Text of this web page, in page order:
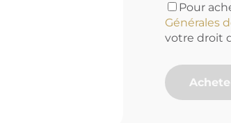
Pour
Générales
votre droit